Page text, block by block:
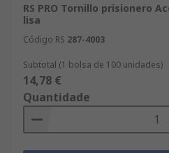
RS PRO Tornillo prisionero
lisa
Código RS 287-4003
Subtotal (1 bolsa de 100 unidades)
14,78 €
Quantidade